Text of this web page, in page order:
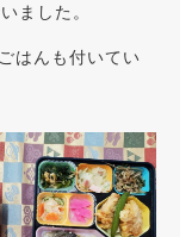
ました。
はんも付いてい